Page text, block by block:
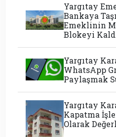
Yargıtay
Bankaya
Emeklinin
Blokeyi
Yargıtay
WhatsApp
Paylaşmak
Yargıtay
Kapatma
Olarak